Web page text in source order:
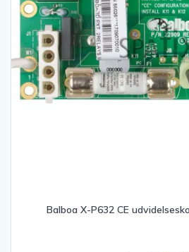
Balboa X-P632 CE